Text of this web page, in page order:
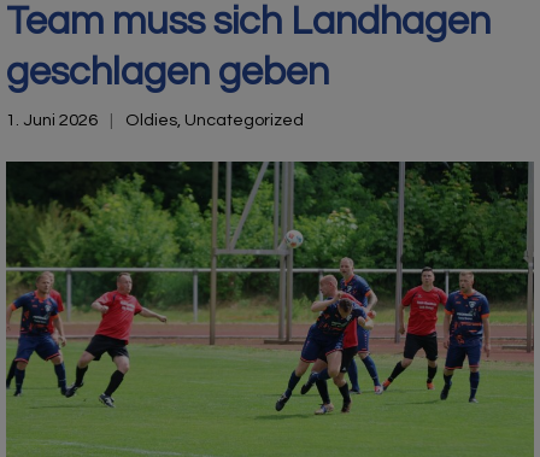
Team muss sich Landhagen
geschlagen geben
1. Juni 2026 Oldies, Uncategorized